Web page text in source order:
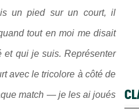
un pied sur un court, il
tout en moi me disait
et qui je suis. Représenter
avec le tricolore à côté de
match — je les ai joués